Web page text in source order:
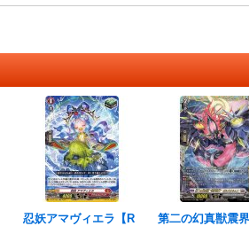
忍妖アマヴィエラ【R
第二の幻真獣震